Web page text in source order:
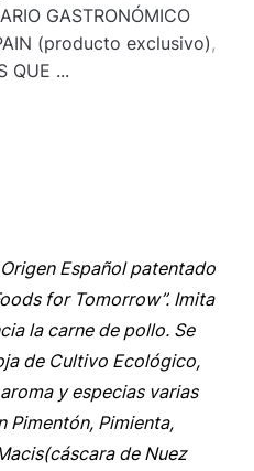
GASTRONÓMICO
(producto exclusivo),
QUE ...
Español patentado
for Tomorrow”. Imita
la carne de pollo. Se
de Cultivo Ecológico,
y especias varias
Pimentón, Pimienta,
de Nuez